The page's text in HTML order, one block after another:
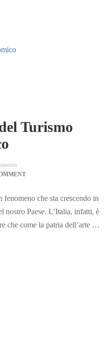
Turismo
che sta crescendo in
nostro Paese. L’Italia, infatti, è
che come la patria dell’arte …